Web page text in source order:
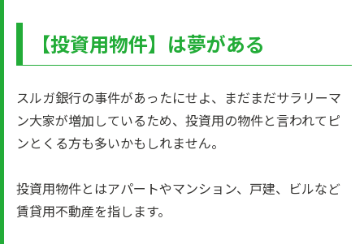
【投資用物件】は夢がある
スルガ銀行の事件があったにせよ、まだまだサラリーマ
ン大家が増加しているため、投資用の物件と言われてピ
ンとくる方も多いかもしれません。
投資用物件とはアパートやマンション、戸建、ビルなど
賃貸用不動産を指します。